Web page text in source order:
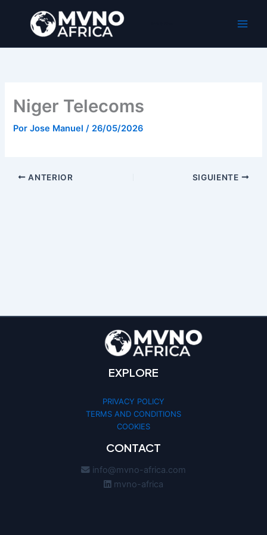
contenido
Niger Telecoms
PorJose Manuel/ 26/05/2026
ANTERIOR SIGUIENTE
EXPLORE
PRIVACY POLICY
TERMS AND CONDITIONS
COOKIES
CONTACT
info@mvno-africa.com
mvno-africa